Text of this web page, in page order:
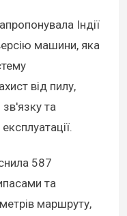
Індії
машини, яка
від пилу,
зв'язку та
587
та
маршруту,